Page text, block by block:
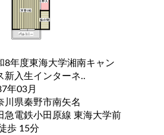
8年度東海大学湘南キャン
新入生インターネ..
年03月
川県秦野市南矢名
急電鉄小田原線 東海大学前
駅 徒歩 15分